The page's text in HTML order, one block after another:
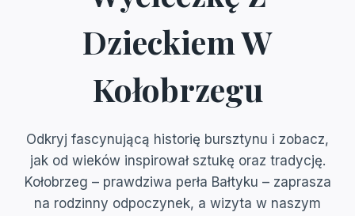
Dzieckiem W
Kołobrzegu
Odkryj fascynującą historię bursztynu i zobacz,
jak od wieków inspirował sztukę oraz tradycję.
Kołobrzeg – prawdziwa perła Bałtyku – zaprasza
na rodzinny odpoczynek, a wizyta w naszym